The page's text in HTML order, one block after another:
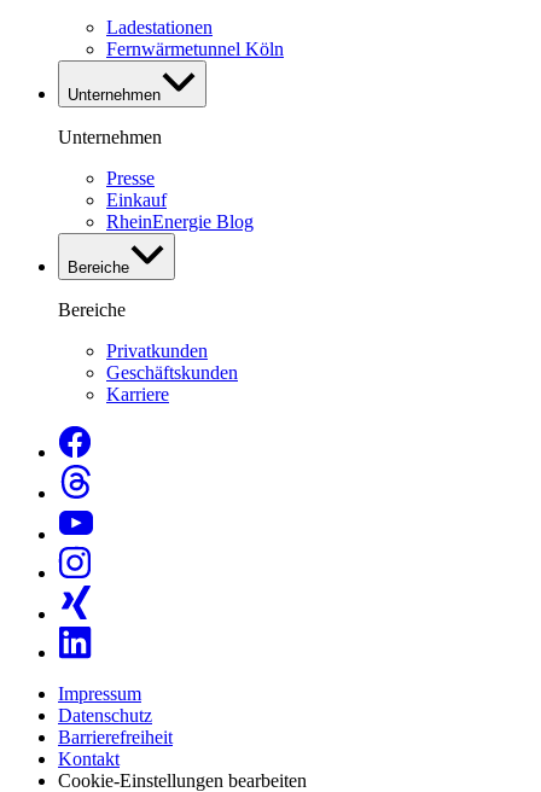
Ladestationen
Fernwärmetunnel Köln
Unternehmen
Unternehmen
Presse
Einkauf
RheinEnergie Blog
Bereiche
Bereiche
Privatkunden
Geschäftskunden
Karriere
Impressum
Datenschutz
Barrierefreiheit
Kontakt
Cookie-Einstellungen bearbeiten